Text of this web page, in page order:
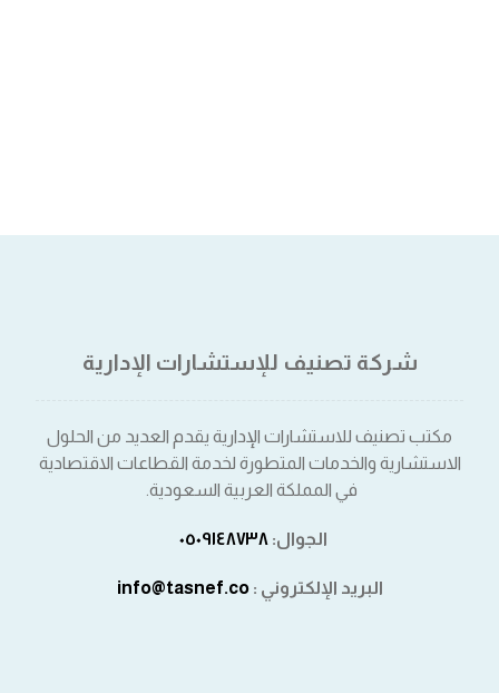
شركة تصنيف للإستشارات الإدارية
مكتب تصنيف للاستشارات الإدارية يقدم العديد من الحلول
الاستشارية والخدمات المتطورة لخدمة القطاعات الاقتصادية
في المملكة العربية السعودية.
الجوال: ٠٥٠٩١٤٨٧٣٨⁩
البريد الإلكتروني :info@tasnef.co